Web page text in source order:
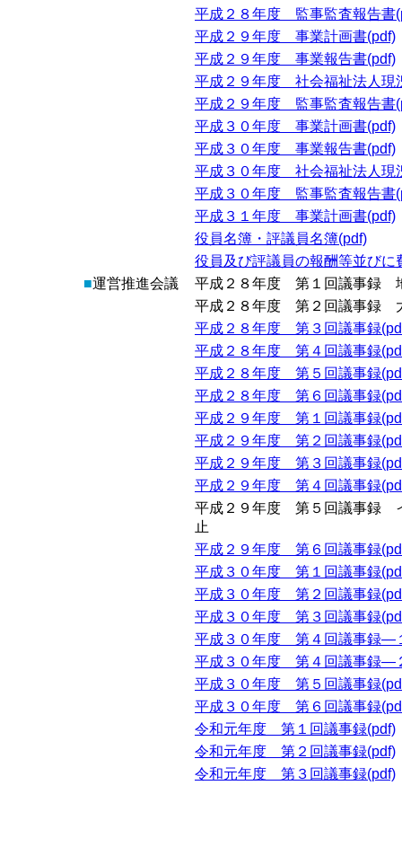
平成２８年度 監事監査報告書
平成２９年度 事業計画書(pdf)
平成２９年度 事業報告書(pdf)
平成２９年度 社会福祉法人現
平成２９年度 監事監査報告書
平成３０年度 事業計画書(pdf)
平成３０年度 事業報告書(pdf)
平成３０年度 社会福祉法人現
平成３０年度 監事監査報告書
平成３１年度 事業計画書(pdf)
役員名簿・評議員名簿(pdf)
役員及び評議員の報酬等並びに
■運営推進会議
平成２８年度 第１回議事録
平成２８年度 第２回議事録
平成２８年度 第３回議事録
平成２８年度 第４回議事録
平成２８年度 第５回議事録
平成２８年度 第６回議事録
平成２９年度 第１回議事録
平成２９年度 第２回議事録
平成２９年度 第３回議事録
平成２９年度 第４回議事録
平成２９年度 第５回議事録
止
平成２９年度 第６回議事録
平成３０年度 第１回議事録
平成３０年度 第２回議事録
平成３０年度 第３回議事録
平成３０年度 第４回議事録―
平成３０年度 第４回議事録―
平成３０年度 第５回議事録
平成３０年度 第６回議事録
令和元年度 第１回議事録(pdf)
令和元年度 第２回議事録(pdf)
令和元年度 第３回議事録(pdf)